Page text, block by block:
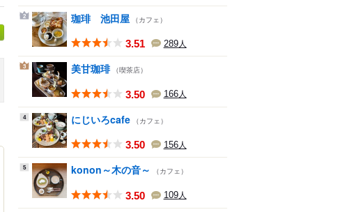
2 珈琲 池田屋 （カフェ）
3.51 289人
3 美甘珈琲 （喫茶店）
3.50 166人
4 にじいろcafe （カフェ）
3.50 156人
5 konon～木の音～ （カフェ）
3.50 109人